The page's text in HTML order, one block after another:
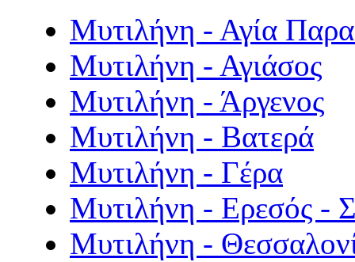
Μυτιλήνη - Αγία
Μυτιλήνη - Αγιάσος
Μυτιλήνη - Άργενος
Μυτιλήνη - Βατερά
Μυτιλήνη - Γέρα
Μυτιλήνη - Ερεσός -
Μυτιλήνη -